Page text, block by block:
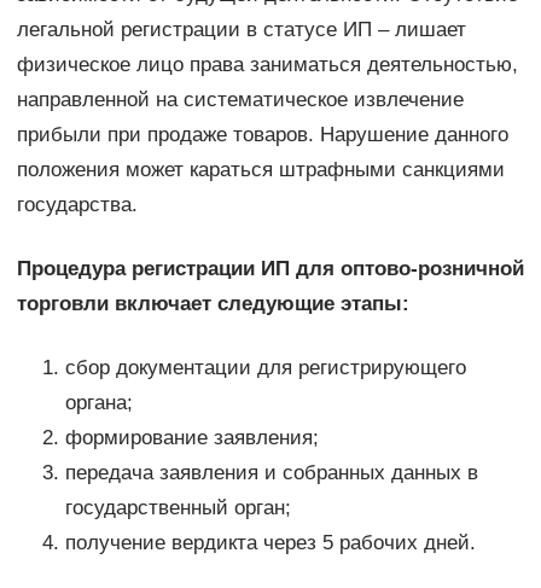
легальной регистрации в статусе ИП – лишает
физическое лицо права заниматься деятельностью,
направленной на систематическое извлечение
прибыли при продаже товаров. Нарушение данного
положения может караться штрафными санкциями
государства.
Процедура регистрации ИП для оптово-розничной
торговли включает следующие этапы:
сбор документации для регистрирующего
органа;
формирование заявления;
передача заявления и собранных данных в
государственный орган;
получение вердикта через 5 рабочих дней.